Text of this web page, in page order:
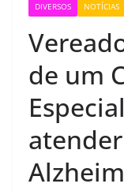
DIVERSOS NOTÍCIAS
de um